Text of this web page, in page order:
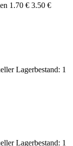
1.70 € 3.50 €